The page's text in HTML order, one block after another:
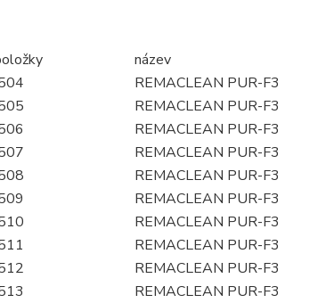
název
REMACLEAN PUR-F3
REMACLEAN PUR-F3
REMACLEAN PUR-F3
REMACLEAN PUR-F3
REMACLEAN PUR-F3
REMACLEAN PUR-F3
REMACLEAN PUR-F3
REMACLEAN PUR-F3
REMACLEAN PUR-F3
REMACLEAN PUR-F3